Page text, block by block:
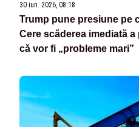
30 iun. 2026, 08:18
Trump pune presiune pe
Cere scăderea imediată
că vor fi „probleme mari”